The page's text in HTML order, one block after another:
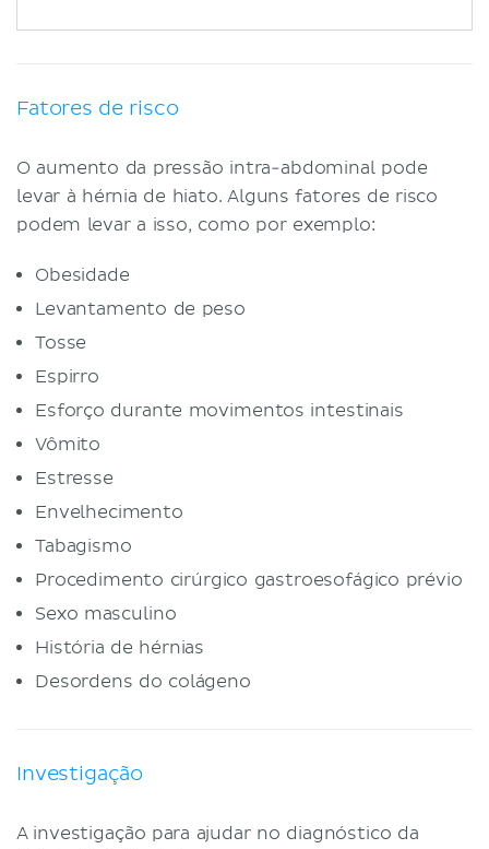
Fatores de risco
O aumento da pressão intra-abdominal pode
levar à hérnia de hiato. Alguns fatores de risco
podem levar a isso, como por exemplo:
Obesidade
Levantamento de peso
Tosse
Espirro
Esforço durante movimentos intestinais
Vômito
Estresse
Envelhecimento
Tabagismo
Procedimento cirúrgico gastroesofágico prévio
Sexo masculino
História de hérnias
Desordens do colágeno
Investigação
A investigação para ajudar no diagnóstico da